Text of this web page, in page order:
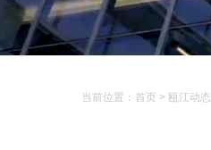
当前位置： 首页 > 瓯江动态